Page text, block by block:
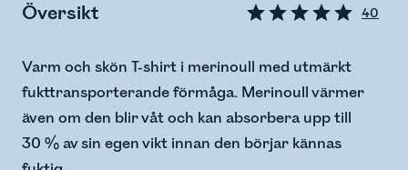
Översikt 40
Varm och skön T-shirt i merinoull med utmärkt
fukttransporterande förmåga. Merinoull värmer
även om den blir våt och kan absorbera upp till
30 % av sin egen vikt innan den börjar kännas